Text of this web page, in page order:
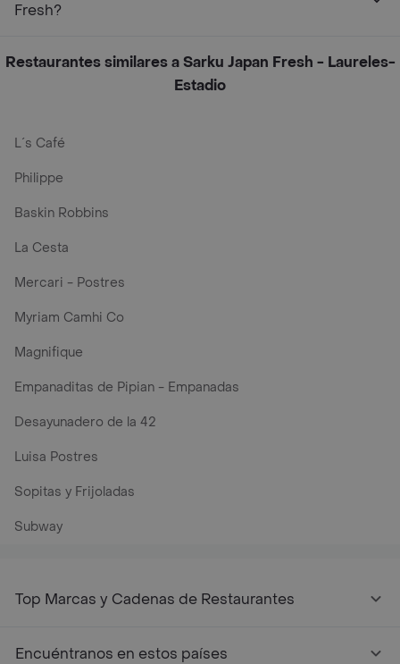
Fresh?
Restaurantes similares a Sarku Japan Fresh - Laureles-
Estadio
L´s Café
Philippe
Baskin Robbins
La Cesta
Mercari - Postres
Myriam Camhi Co
Magnifique
Empanaditas de Pipian - Empanadas
Desayunadero de la 42
Luisa Postres
Sopitas y Frijoladas
Subway
Top Marcas y Cadenas de Restaurantes
Encuéntranos en estos países